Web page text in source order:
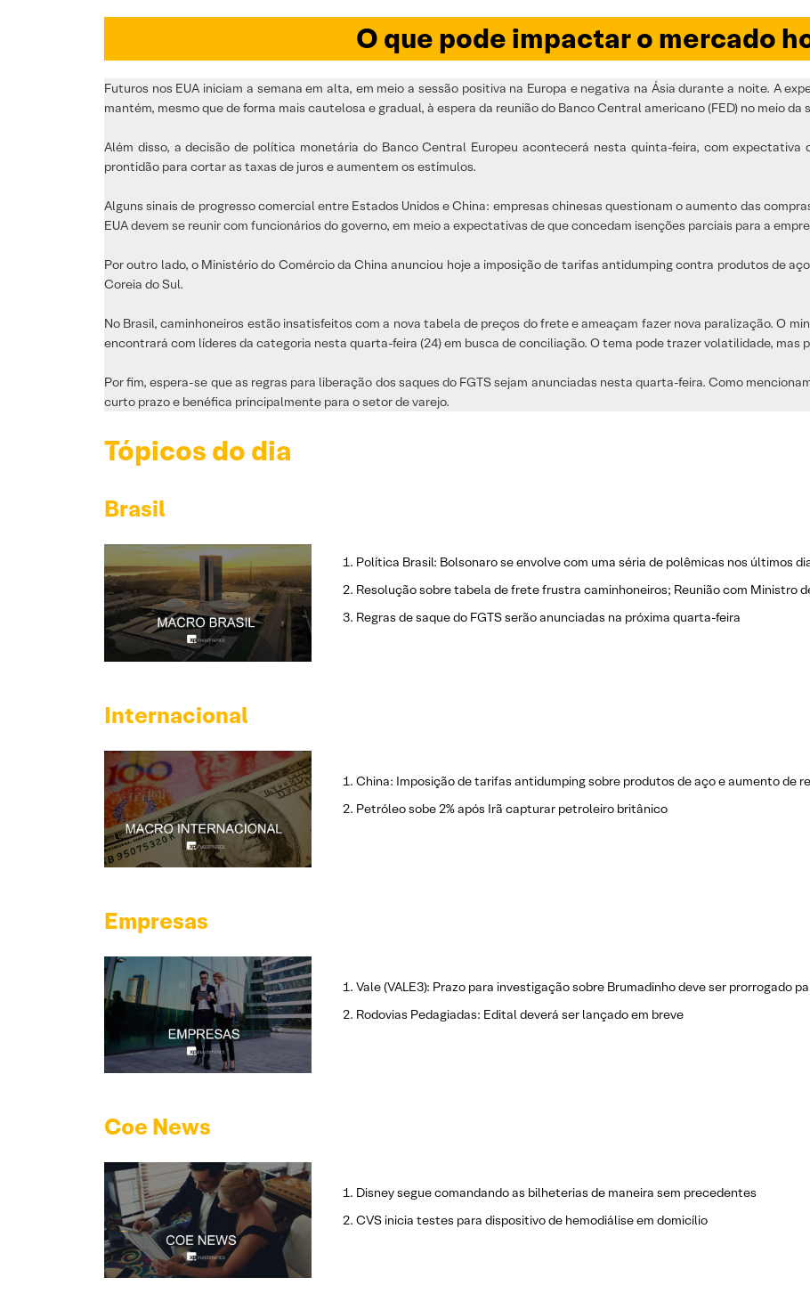
O que pode impactar o mercado
Futuros nos EUA iniciam a semana em alta, em meio a sessão positiva na Europa e negativa na Ásia durante a noite. A
mantém, mesmo que de forma mais cautelosa e gradual, à espera da reunião do Banco Central americano (FED) no meio da
Além disso, a decisão de política monetária do Banco Central Europeu acontecerá nesta quinta-feira, com expectativa
prontidão para cortar as taxas de juros e aumentem os estímulos.
Alguns sinais de progresso comercial entre Estados Unidos e China: empresas chinesas questionam o aumento das
EUA devem se reunir com funcionários do governo, em meio a expectativas de que concedam isenções parciais para a
Por outro lado, o Ministério do Comércio da China anunciou hoje a imposição de tarifas antidumping contra produtos de
Coreia do Sul.
No Brasil, caminhoneiros estão insatisfeitos com a nova tabela de preços do frete e ameaçam fazer nova paralização. O
encontrará com líderes da categoria nesta quarta-feira (24) em busca de conciliação. O tema pode trazer volatilidade, mas
Por fim, espera-se que as regras para liberação dos saques do FGTS sejam anunciadas nesta quarta-feira. Como
curto prazo e benéfica principalmente para o setor de varejo.
Tópicos do dia
Brasil
Política Brasil: Bolsonaro se envolve com uma séria de polêmicas nos últimos
Resolução sobre tabela de frete frustra caminhoneiros; Reunião com Ministro
Regras de saque do FGTS serão anunciadas na próxima quarta-feira
Internacional
China: Imposição de tarifas antidumping sobre produtos de aço e aumento de
Petróleo sobe 2% após Irã capturar petroleiro britânico
Empresas
Vale (VALE3): Prazo para investigação sobre Brumadinho deve ser prorrogado
Rodovias Pedagiadas: Edital deverá ser lançado em breve
Coe News
Disney segue comandando as bilheterias de maneira sem precedentes
CVS inicia testes para dispositivo de hemodiálise em domicílio